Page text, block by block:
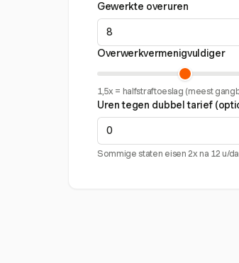
Gewerkte overuren
Overwerkvermenigvuldiger
1,5x = halfstraftoeslag (meest
Uren tegen dubbel tarief
Sommige staten eisen 2x na 12 u/